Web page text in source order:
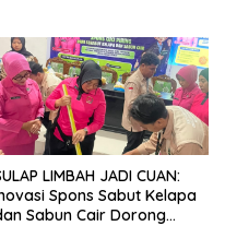
LIMBAH JADI CUAN:
Spons Sabut Kelapa
Sabun Cair Dorong